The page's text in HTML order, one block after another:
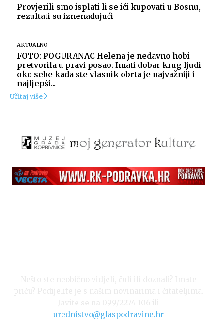
Provjerili smo isplati li se ići kupovati u Bosnu,
rezultati su iznenađujući
AKTUALNO
FOTO: POGURANAC Helena je nedavno hobi
pretvorila u pravi posao: Imati dobar krug ljudi
oko sebe kada ste vlasnik obrta je najvažniji i
najljepši...
Učitaj više
urednistvo@glaspodravine.hr